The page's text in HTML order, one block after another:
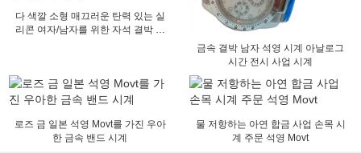
다 색깔 소형 매끄러운 탄력 있는 실
리콘 여자/남자를 위한 자석 결박 시
금속 결박 남자 석영 시계 아날로그
시간 전시 사업 시계
로즈 금 일본 석영 Movt를 가진 우아
한 금속 밴드 시계
물 저항하는 아연 합금 사업 손목 시
계 주문 석영 Movt